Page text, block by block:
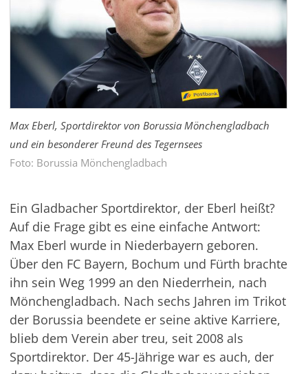
Max Eberl, Sportdirektor von Borussia Mönchengladbach
und ein besonderer Freund des Tegernsees
Foto: Borussia Mönchengladbach
Ein Gladbacher Sportdirektor, der Eberl heißt?
Auf die Frage gibt es eine einfache Antwort:
Max Eberl wurde in Niederbayern geboren.
Über den FC Bayern, Bochum und Fürth brachte
ihn sein Weg 1999 an den Niederrhein, nach
Mönchengladbach. Nach sechs Jahren im Trikot
der Borussia beendete er seine aktive Karriere,
blieb dem Verein aber treu, seit 2008 als
Sportdirektor. Der 45-Jährige war es auch, der